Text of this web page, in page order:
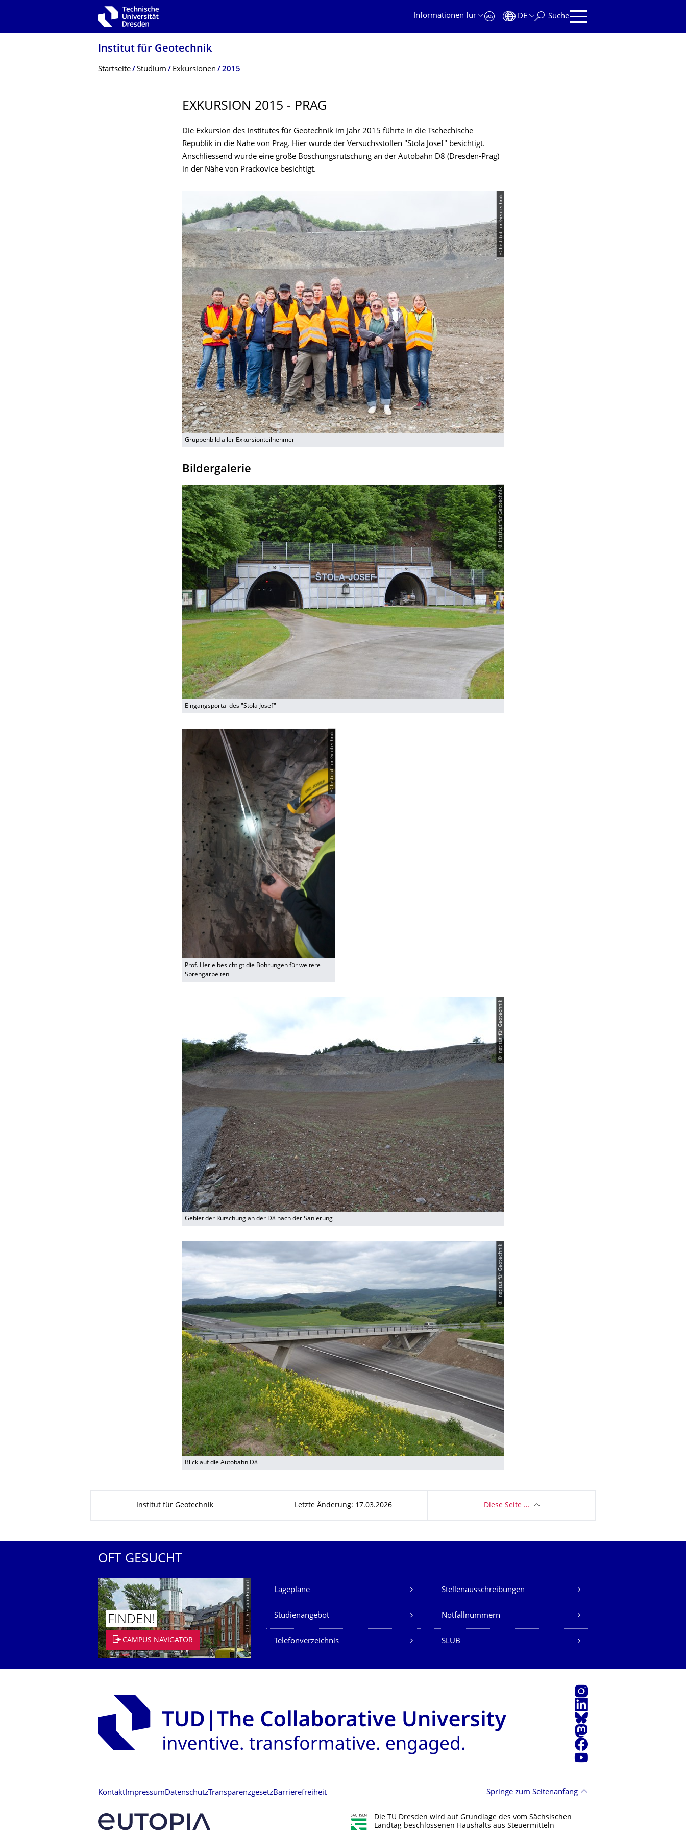
Zur Hauptnavigation springen
Informationen für
DE Suche
Institut für Geotechnik
Breadcrumb-Menü
Startseite Studium Exkursionen 2015
EXKURSION 2015 - PRAG
Die Exkursion des Institutes für Geotechnik im Jahr 2015 führte in die Tschechische
Republik in die Nähe von Prag. Hier wurde der Versuchsstollen "Stola Josef" besichtigt.
Anschliessend wurde eine große Böschungsrutschung an der Autobahn D8 (Dresden-Prag)
in der Nähe von Prackovice besichtigt.
© Institut für Geotechnik
Gruppenbild aller Exkursionteilnehmer
Bildergalerie
© Institut für Geotechnik
Eingangsportal des "Stola Josef"
© Institut für Geotechnik
Prof. Herle besichtigt die Bohrungen für weitere
Sprengarbeiten
© Institut für Geotechnik
Gebiet der Rutschung an der D8 nach der Sanierung
© Institut für Geotechnik
Blick auf die Autobahn D8
Institut für Geotechnik Letzte Änderung: 17.03.2026 Diese Seite …
OFT GESUCHT
© TU Dresden/Eckold
FINDEN!
CAMPUS NAVIGATOR
Unsere Dienste
Lagepläne Stellenausschreibungen
Studienangebot Notfallnummern
Telefonverzeichnis SLUB
Instagram
LinkedIn
Bluesky
Mastodon
Facebook
Youtube
Kontakt Impressum DatenschutzTransparenzgesetzBarrierefreiheit Springe zum Seitenanfang
Die TU Dresden wird auf Grundlage des vom Sächsischen
Landtag beschlossenen Haushalts aus Steuermitteln